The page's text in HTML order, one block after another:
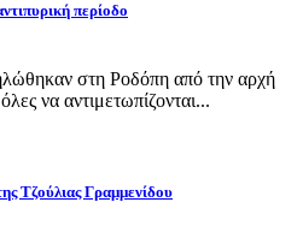
περίοδο
στη Ροδόπη από την αρχή
να αντιμετωπίζονται...
Τζούλιας Γραμμενίδου